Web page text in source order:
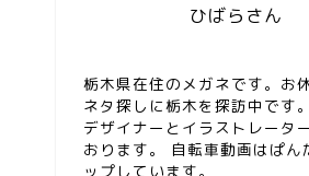
ひばらさん
栃木県在住のメガネです。お
ネタ探しに栃木を探訪中です
デザイナーとイラストレータ
おります。 自転車動画はぱん
ップしています。